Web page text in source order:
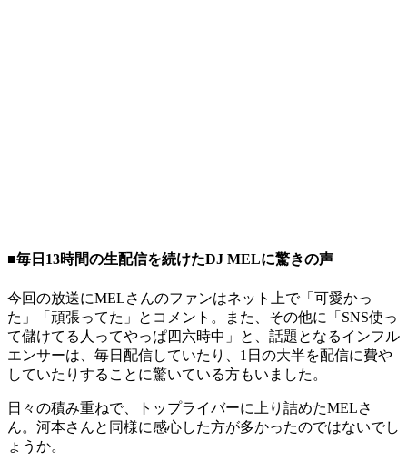
■毎日13時間の生配信を続けたDJ MELに驚きの声
今回の放送にMELさんのファンはネット上で「可愛かっ
た」「頑張ってた」とコメント。また、その他に「SNS使っ
て儲けてる人ってやっぱ四六時中」と、話題となるインフル
エンサーは、毎日配信していたり、1日の大半を配信に費や
していたりすることに驚いている方もいました。
日々の積み重ねで、トップライバーに上り詰めたMELさ
ん。河本さんと同様に感心した方が多かったのではないでし
ょうか。